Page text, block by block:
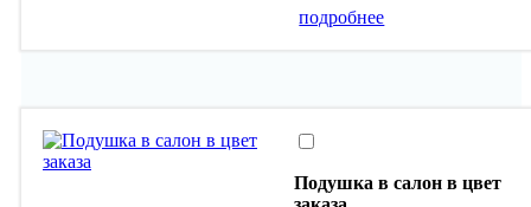
подробнее
Подушка в салон в цвет